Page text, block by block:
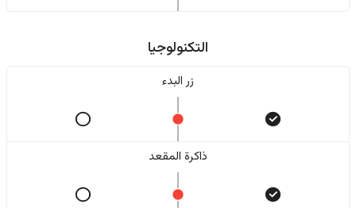
التكنولوجيا
زر البدء
ذاكرة المقعد